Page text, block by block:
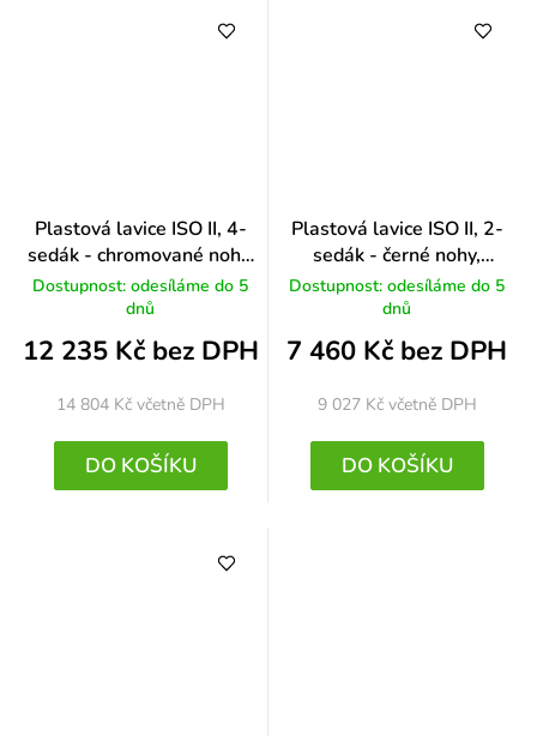
Plastová lavice ISO II, 4-
sedák - chromované nohy,
černá
Dostupnost: odesíláme do 5
dnů
12 235 Kč bez DPH
14 804 Kč včetně DPH
DO KOŠÍKU
Plastová lavice ISO II, 2-
sedák - černé nohy,
oranžová
Dostupnost: odesíláme do 5
dnů
7 460 Kč bez DPH
9 027 Kč včetně DPH
DO KOŠÍKU